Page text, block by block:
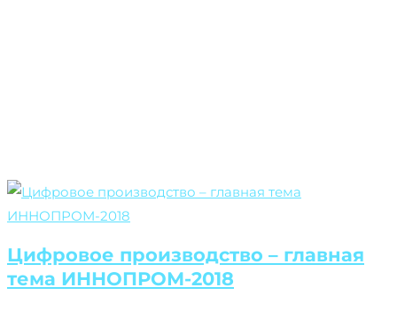
Цифровое производство – главная
тема ИННОПРОМ-2018